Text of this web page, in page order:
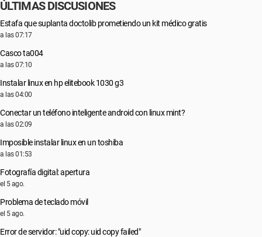
ÚLTIMAS DISCUSIONES
Estafa que suplanta doctolib prometiendo un kit médico gratis
a las 07:17
Casco ta004
a las 07:10
Instalar linux en hp elitebook 1030 g3
a las 04:00
Conectar un teléfono inteligente android con linux mint?
a las 02:09
Imposible instalar linux en un toshiba
a las 01:53
Fotografía digital: apertura
el 5 ago.
Problema de teclado móvil
el 5 ago.
Error de servidor: "uid copy: uid copy failed"